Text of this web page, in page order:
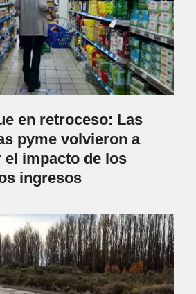
en retroceso: Las
pyme volvieron a
impacto de los
ingresos